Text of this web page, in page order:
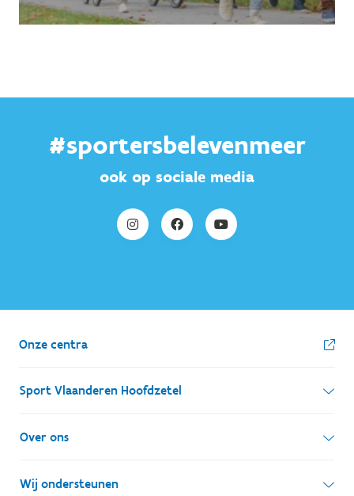
#sportersbelevenmeer
ook op sociale media
Onze centra
Sport Vlaanderen Hoofdzetel
Simon Bolivarlaan 17
1000 Brussel
Over ons
Wie zijn we, wat doen we
Wij ondersteunen